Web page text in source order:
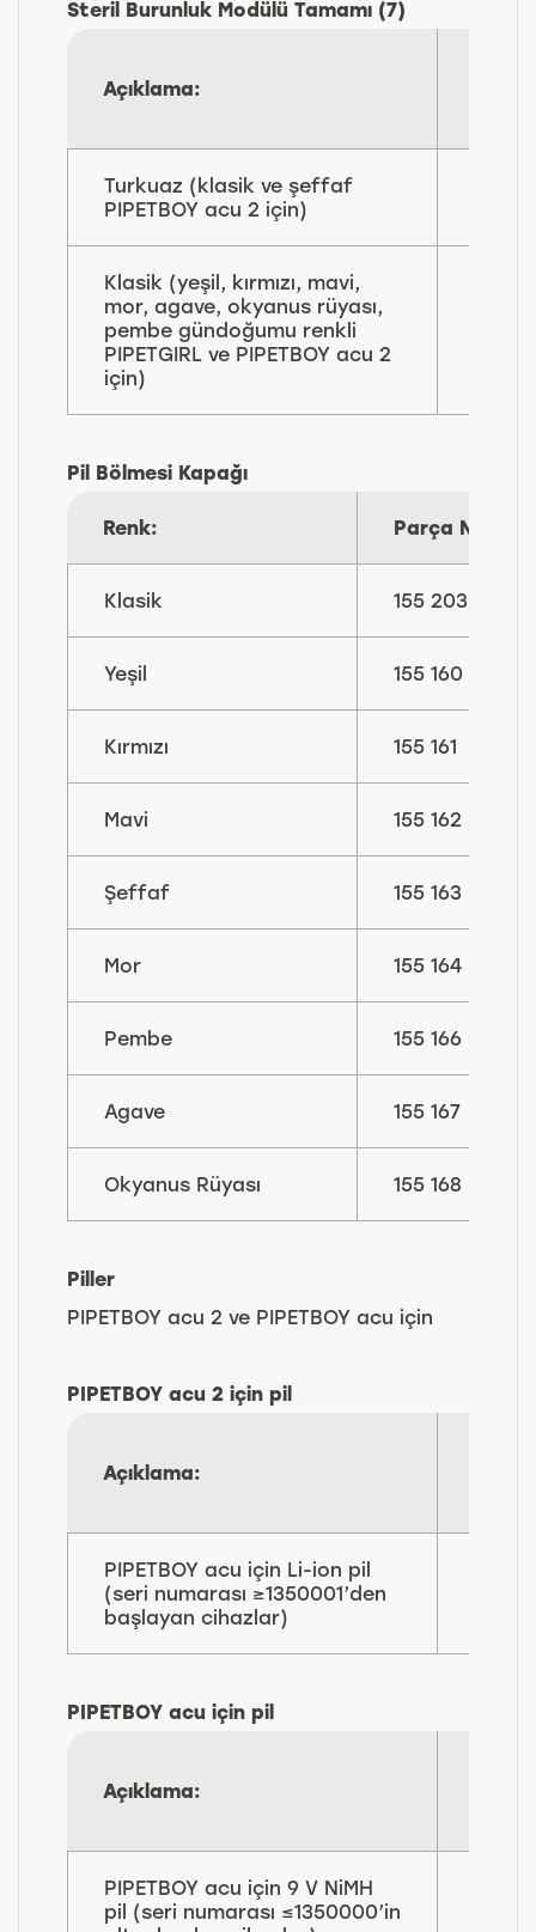
Steril Burunluk Modülü Tamamı (7)
Açıklama:
Turkuaz (klasik ve şeffaf
PIPETBOY acu 2 için)
Klasik (yeşil, kırmızı, mavi,
mor, agave, okyanus rüyası,
pembe gündoğumu renkli
PIPETGIRL ve PIPETBOY acu 2
için)
Pil Bölmesi Kapağı
Renk: Parça No:
Klasik 155 203
Yeşil 155 160
Kırmızı 155 161
Mavi 155 162
Şeffaf 155 163
Mor 155 164
Pembe 155 166
Agave 155 167
Okyanus Rüyası 155 168
Piller
PIPETBOY acu 2 ve PIPETBOY acu için
PIPETBOY acu 2 için pil
Açıklama:
PIPETBOY acu için Li-ion pil
(seri numarası ≥1350001’den
başlayan cihazlar)
PIPETBOY acu için pil
Açıklama:
PIPETBOY acu için 9 V NiMH
pil (seri numarası ≤1350000’in